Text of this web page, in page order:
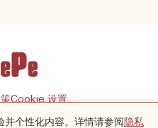
附近景点
Cookie 设置
个性化内容。详情请参阅隐私